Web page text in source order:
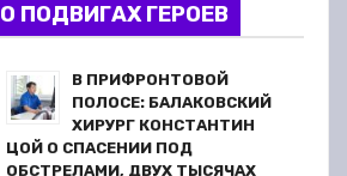
О ПОДВИГАХ ГЕРОЕВ
В ПРИФРОНТОВОЙ
ПОЛОСЕ: БАЛАКОВСКИЙ
ХИРУРГ КОНСТАНТИН
ЦОЙ О СПАСЕНИИ ПОД
ОБСТРЕЛАМИ, ДВУХ ТЫСЯЧАХ